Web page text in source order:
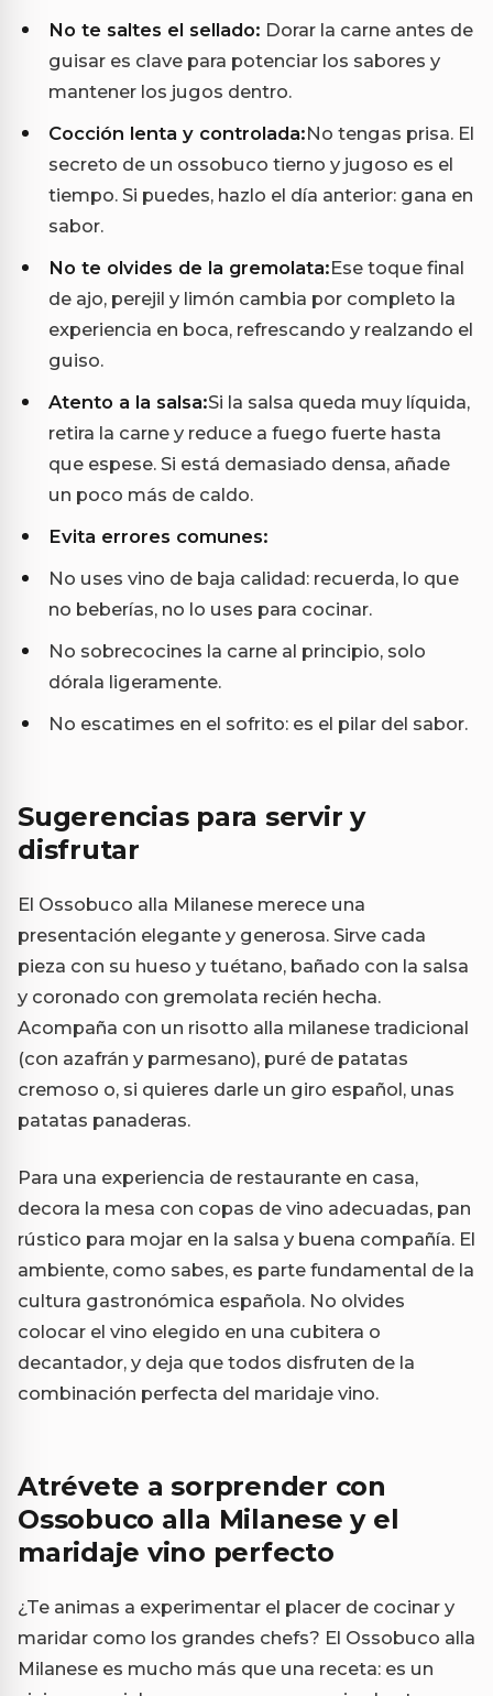
No te saltes el sellado: Dorar la carne antes de
guisar es clave para potenciar los sabores y
mantener los jugos dentro.
Cocción lenta y controlada:No tengas prisa. El
secreto de un ossobuco tierno y jugoso es el
tiempo. Si puedes, hazlo el día anterior: gana en
sabor.
No te olvides de la gremolata:Ese toque final
de ajo, perejil y limón cambia por completo la
experiencia en boca, refrescando y realzando el
guiso.
Atento a la salsa:Si la salsa queda muy líquida,
retira la carne y reduce a fuego fuerte hasta
que espese. Si está demasiado densa, añade
un poco más de caldo.
Evita errores comunes:
No uses vino de baja calidad: recuerda, lo que
no beberías, no lo uses para cocinar.
No sobrecocines la carne al principio, solo
dórala ligeramente.
No escatimes en el sofrito: es el pilar del sabor.
Sugerencias para servir y
disfrutar
El Ossobuco alla Milanese merece una
presentación elegante y generosa. Sirve cada
pieza con su hueso y tuétano, bañado con la salsa
y coronado con gremolata recién hecha.
Acompaña con un risotto alla milanese tradicional
(con azafrán y parmesano), puré de patatas
cremoso o, si quieres darle un giro español, unas
patatas panaderas.
Para una experiencia de restaurante en casa,
decora la mesa con copas de vino adecuadas, pan
rústico para mojar en la salsa y buena compañía. El
ambiente, como sabes, es parte fundamental de la
cultura gastronómica española. No olvides
colocar el vino elegido en una cubitera o
decantador, y deja que todos disfruten de la
combinación perfecta del maridaje vino.
Atrévete a sorprender con
Ossobuco alla Milanese y el
maridaje vino perfecto
¿Te animas a experimentar el placer de cocinar y
maridar como los grandes chefs? El Ossobuco alla
Milanese es mucho más que una receta: es un